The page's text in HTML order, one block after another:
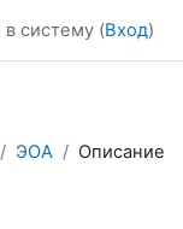
систему (Вход)
ЭОА Описание